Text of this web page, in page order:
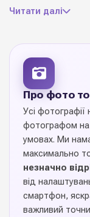
Розмір
Кількість в
упаковці
Ціна вказана
Призначення
Читати далі
Про фото
Усі фотографії
фотографом на
умовах. Ми
максимально
незначно
від
смартфон,
важливий